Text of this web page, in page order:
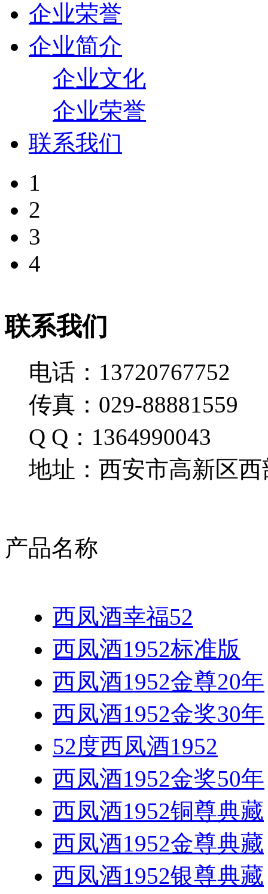
企业荣誉
企业简介
企业文化
企业荣誉
联系我们
1
2
3
4
联系我们
电话：13720767752
传真：029-88881559
Q Q：1364990043
地址：西安市高新区西
产品名称
西凤酒幸福52
西凤酒1952标准版
西凤酒1952金尊20年
西凤酒1952金奖30年
52度西凤酒1952
西凤酒1952金奖50年
西凤酒1952铜尊典藏
西凤酒1952金尊典藏
西凤酒1952银尊典藏